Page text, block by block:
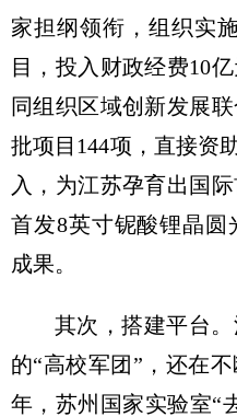
家担纲领衔，组织实
目，投入财政经费10
同组织区域创新发展
批项目144项，直接资
入，为江苏孕育出国
首发8英寸铌酸锂晶圆
成果。
其次，搭建平台
的“高校军团”，还在
年，苏州国家实验室“